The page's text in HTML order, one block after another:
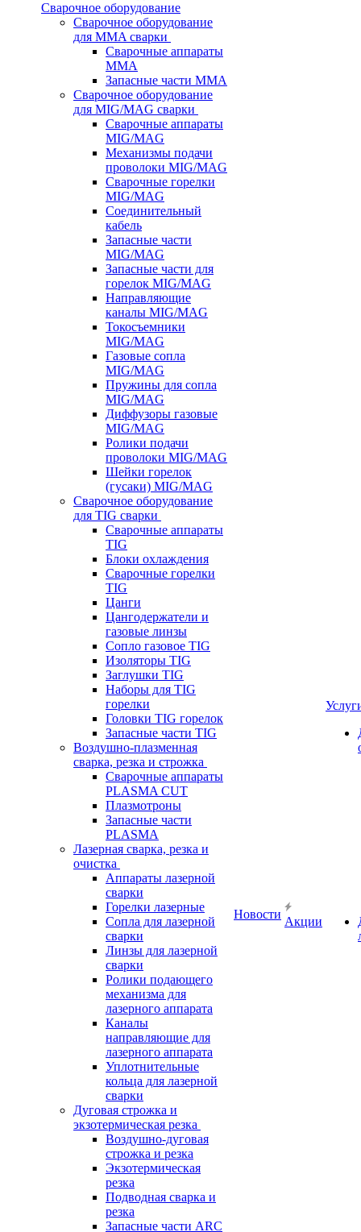
Сварочное оборудование
Сварочное оборудование
для MMA сварки
Сварочные аппараты
MMA
Запасные части MMA
Сварочное оборудование
для MIG/MAG сварки
Сварочные аппараты
MIG/MAG
Механизмы подачи
проволоки MIG/MAG
Сварочные горелки
MIG/MAG
Соединительный
кабель
Запасные части
MIG/MAG
Запасные части для
горелок MIG/MAG
Направляющие
каналы MIG/MAG
Токосъемники
MIG/MAG
Газовые сопла
MIG/MAG
Пружины для сопла
MIG/MAG
Диффузоры газовые
MIG/MAG
Ролики подачи
проволоки MIG/MAG
Шейки горелок
(гусаки) MIG/MAG
Сварочное оборудование
для TIG сварки
Сварочные аппараты
TIG
Блоки охлаждения
Сварочные горелки
TIG
Цанги
Цангодержатели и
газовые линзы
Сопло газовое TIG
Изоляторы TIG
Заглушки TIG
Наборы для TIG
горелки
Головки TIG горелок
Запасные части TIG
Воздушно-плазменная
сварка, резка и строжка
Сварочные аппараты
PLASMA CUT
Плазмотроны
Запасные части
PLASMA
Лазерная сварка, резка и
очистка
Аппараты лазерной
сварки
Горелки лазерные
Сопла для лазерной
сварки
Линзы для лазерной
сварки
Ролики подающего
механизма для
лазерного аппарата
Каналы
направляющие для
лазерного аппарата
Уплотнительные
кольца для лазерной
сварки
Дуговая строжка и
экзотермическая резка
Воздушно-дуговая
строжка и резка
Экзотермическая
резка
Подводная сварка и
резка
Запасные части ARC
Новости
Акции